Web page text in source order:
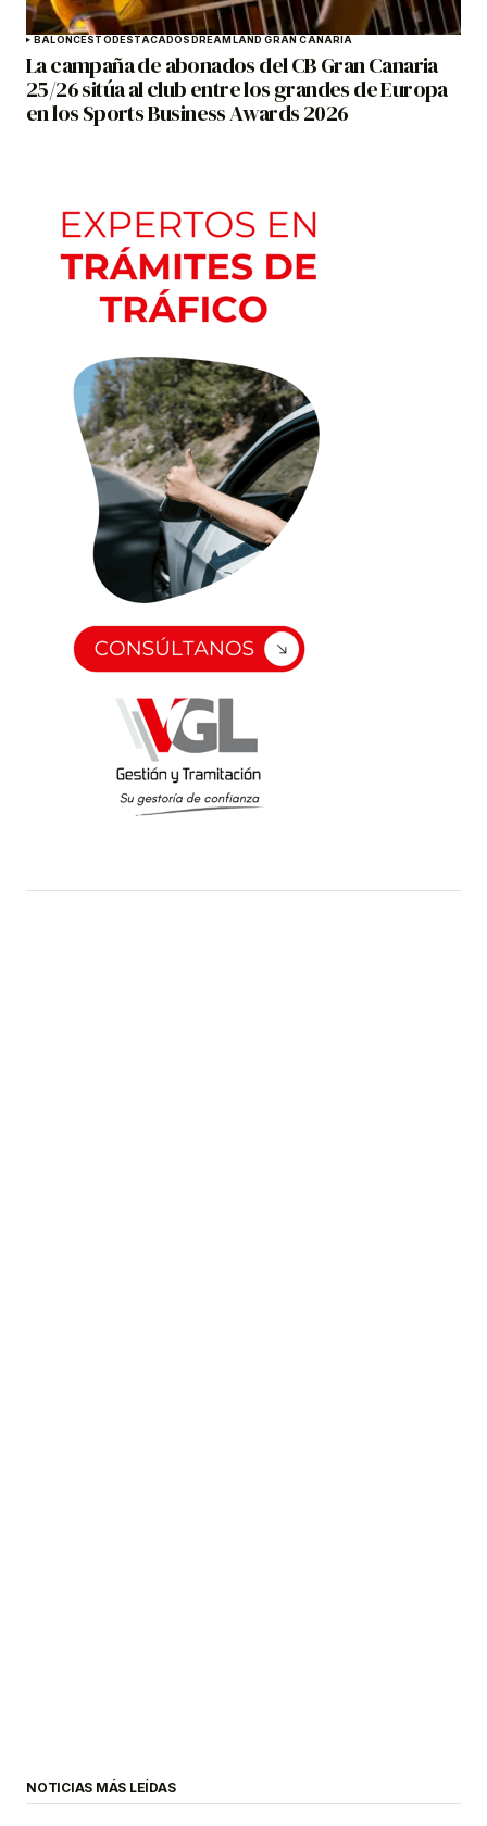
BALONCESTODESTACADOSDREAMLAND GRAN CANARIA
La campaña de abonados del CB Gran Canaria
25/26 sitúa al club entre los grandes de Europa
en los Sports Business Awards 2026
NOTICIAS MÁS LEÍDAS